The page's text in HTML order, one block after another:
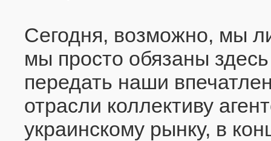
Сегодня, возможно, мы
мы просто обязаны
передать наши
отрасли коллективу
украинскому рынку, в